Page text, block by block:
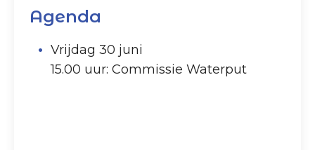
Agenda
Vrijdag 30 juni
15.00 uur: Commissie Waterput